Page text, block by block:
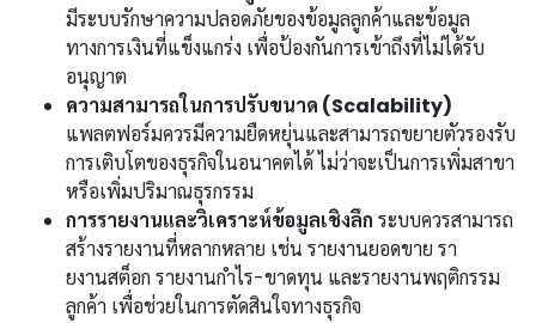
มีระบบรักษาความปลอดภัยของข้อมูลลูกค้าและข้อมูล
ทางการเงินที่แข็งแกร่ง เพื่อป้องกันการเข้าถึงที่ไม่ได้รับ
อนุญาต
ความสามารถในการปรับขนาด (Scalability)
แพลตฟอร์มควรมีความยืดหยุ่นและสามารถขยายตัวรองรับ
การเติบโตของธุรกิจในอนาคตได้ ไม่ว่าจะเป็นการเพิ่มสาขา
หรือเพิ่มปริมาณธุรกรรม
การรายงานและวิเคราะห์ข้อมูลเชิงลึก ระบบควรสามารถ
สร้างรายงานที่หลากหลาย เช่น รายงานยอดขาย รา
ยงานสต็อก รายงานกำไร-ขาดทุน และรายงานพฤติกรรม
ลูกค้า เพื่อช่วยในการตัดสินใจทางธุรกิจ